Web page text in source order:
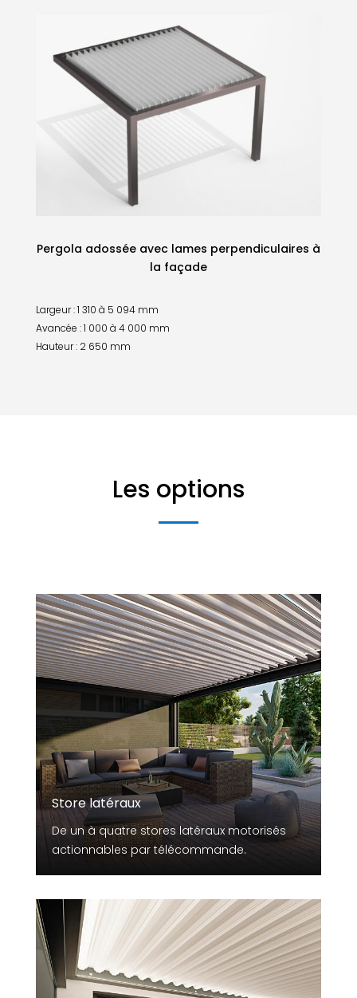
Pergola adossée avec lames perpendiculaires à
la façade
Largeur : 1 310 à 5 094 mm
Avancée : 1 000 à 4 000 mm
Hauteur : 2 650 mm
Les options
Store latéraux
De un à quatre stores latéraux motorisés
actionnables par télécommande.